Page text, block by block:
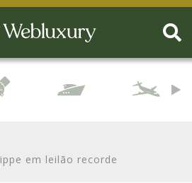
em leilão recorde